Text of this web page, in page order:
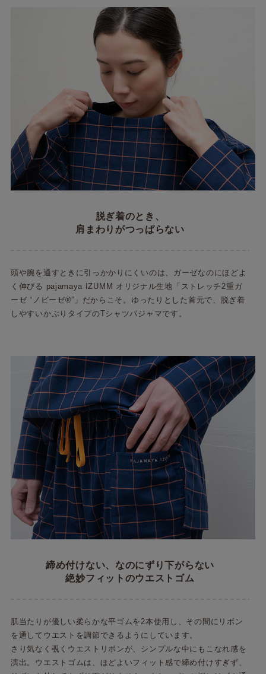
脱ぎ着のとき、
肩まわりがつっぱらない
頭や腕を通すときに引っかかりにくいのは、ガーゼなのにほどよ
く伸びる pajamaya IZUMM オリジナル生地「ストレッチ2重ガ
ーゼ “ノビーゼ®”」だからこそ。ゆったりとした首元で、脱ぎ着
しやすいかぶりタイプのTシャツパジャマです。
締め付けない、なのにずり下がらない
絶妙フィットのウエストゴム
肌当たりが優しい柔らかな平ゴムを2本使用し、その間にリボン
を通してウエストを調節できるようにしています。
さり気なく覗くウエストリボンが、シンプルな中にもこなれ感を
演出。ウエストゴムは、ほどよいフィット感で締め付けすぎず、